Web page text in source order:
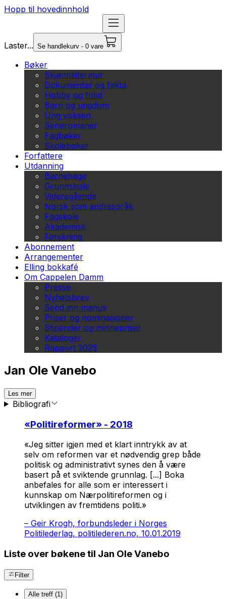
Hopp til hovedinnhold
Laster... Se handlekurv - 0 vare
Bøker
Skjønnlitteratur
Dokumentar og fakta
Hobby og fritid
Barn og ungdom
Ung voksen
Serieromaner
Fagbøker
Skolebøker
Forfattere
Utdanning
Barnehage
Grunnskole
Videregående
Norsk som andrespråk
Fagskole
Akademisk
Forskning
Abonnement
Arrangementer
Elling bokkafé
Om Cappelen Damm
Presse
Nyhetsbrev
Send inn manus
Priser og nominasjoner
Stipender og minnepriser
Kataloger
Rapport 2025
Jan Ole Vanebo
Les mer
Bibliografi
«Politireformer» - 2018
«Jeg sitter igjen med et klart inntrykk av at
selv om reformen var et nødvendig grep både
politisk og administrativt synes den å være
basert på et sviktende grunnlag. [...] Boka
anbefales for alle som er interessert i
kunnskap om Nærpolitireformen og i
utviklingen av fremtidens politi.»
– Geir Krogh, forbundsleder i Norges
Politilederlag, politilederen.no, 10.01.2019
Liste over bøkene til Jan Ole Vanebo
Filter
Alle treff (1)